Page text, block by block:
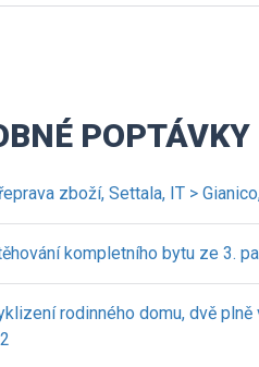
POPTÁVKY
zboží, Settala, IT >
kompletního bytu ze 3.
rodinného domu, dvě